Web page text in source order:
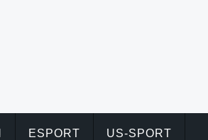
ESPORT US-SPORT